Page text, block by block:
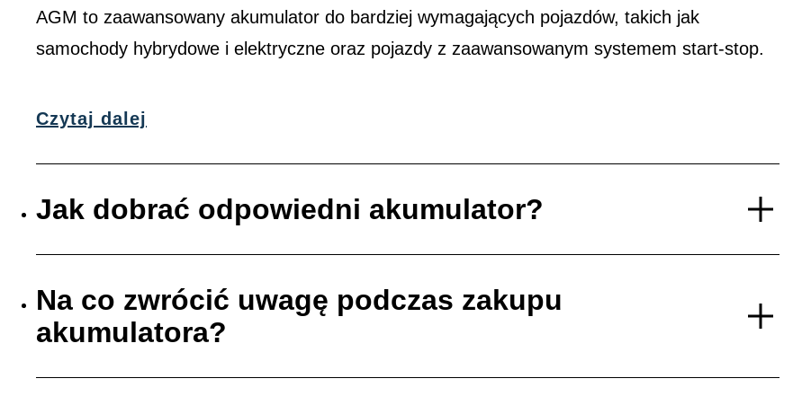
AGM to zaawansowany akumulator do bardziej wymagających pojazdów, takich jak
samochody hybrydowe i elektryczne oraz pojazdy z zaawansowanym systemem start-stop.
Czytaj dalej
Jak dobrać odpowiedni akumulator?
Na co zwrócić uwagę podczas zakupu
akumulatora?